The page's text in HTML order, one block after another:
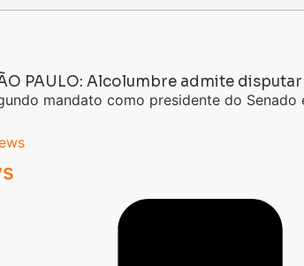
PAULO: Alcolumbre admite
mandato como presidente do